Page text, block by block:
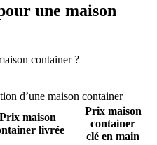
une maison
container ?
d’une maison container
Prix maison
livrée
Prix maison
container
clé en main